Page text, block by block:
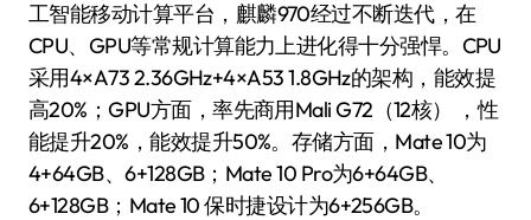
工智能移动计算平台，麒麟970经过不断迭代，在
CPU、GPU等常规计算能力上进化得十分强悍。CPU
采用4×A73 2.36GHz+4×A53 1.8GHz的架构，能效提
高20%；GPU方面，率先商用Mali G72（12核） ，性
能提升20%，能效提升50%。存储方面，Mate 10为
4+64GB、6+128GB；Mate 10 Pro为6+64GB、
6+128GB；Mate 10 保时捷设计为6+256GB。